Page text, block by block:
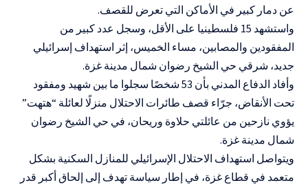
عن دمار كبير في الأماكن التي تعرض للقصف.
واستشهد 15 فلسطينيا على الأقل، وسجل عدد كبير من
المفقودين والمصابين، مساء الخميس، إثر استهداف إسرائيلي
جديد، شرقي حي الشيخ رضوان شمال مدينة غزة.
وأفاد الدفاع المدني بأن 53 شخصًا سجلوا ما بين شهيد ومفقود
تحت الأنقاض، جرّاء قصف طائرات الاحتلال منزلًا لعائلة “هتهت”
يؤوي نازحين من عائلتي حلاوة وريحان، في حي الشيخ رضوان
شمال مدينة غزة.
ويتواصل استهداف الاحتلال الإسرائيلي للمنازل السكنية بشكل
متعمد في قطاع غزة، في إطار سياسة تهدف إلى إلحاق أكبر قدر